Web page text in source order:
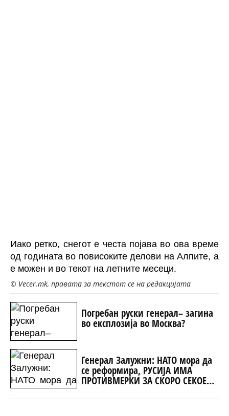
Иако ретко, снегот е честа појава во ова време
од годината во повисоките делови на Алпите, а
е можен и во текот на летните месеци.
© Vecer.mk, правата за текстот се на редакцијата
Погребан руски генерал– загина
во експлозија во Москва?
Генерал Залужни: НАТО мора да
се реформира, РУСИЈА ИМА
ПРОТИВМЕРКИ ЗА СКОРО СЕКОЕ